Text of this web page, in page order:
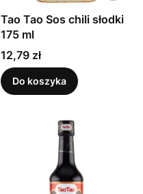
Tao Tao Sos chili słodki
175 ml
Cena
12,79 zł
Do koszyka